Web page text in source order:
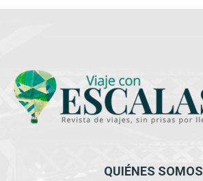
QUIÉNES SOMOS